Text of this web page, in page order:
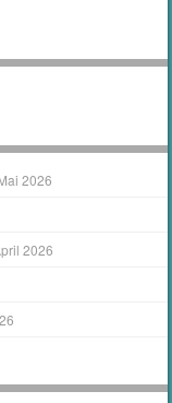
2026
2026